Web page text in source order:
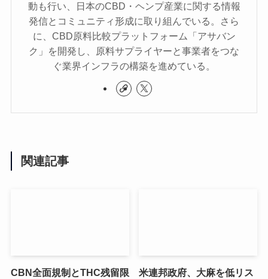
動も行い、日本のCBD・ヘンプ産業に関する情報
発信とコミュニティ形成に取り組んでいる。さら
に、CBD原料比較プラットフォーム「アサバン
ク」を開発し、原料サプライヤーと事業者をつな
ぐ業界インフラの構築を進めている。
関連記事
CBN全面規制とTHC残留限
米連邦政府、大麻を低リス